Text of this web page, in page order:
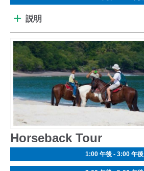
説明
Horseback Tour
1:00 午後 - 3:00 午後